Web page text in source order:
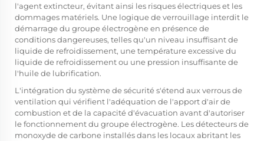
l'agent extincteur, évitant ainsi les risques électriques et les
dommages matériels. Une logique de verrouillage interdit le
démarrage du groupe électrogène en présence de
conditions dangereuses, telles qu'un niveau insuffisant de
liquide de refroidissement, une température excessive du
liquide de refroidissement ou une pression insuffisante de
l'huile de lubrification.
L'intégration du système de sécurité s'étend aux verrous de
ventilation qui vérifient l'adéquation de l'apport d'air de
combustion et de la capacité d'évacuation avant d'autoriser
le fonctionnement du groupe électrogène. Les détecteurs de
monoxyde de carbone installés dans les locaux abritant les